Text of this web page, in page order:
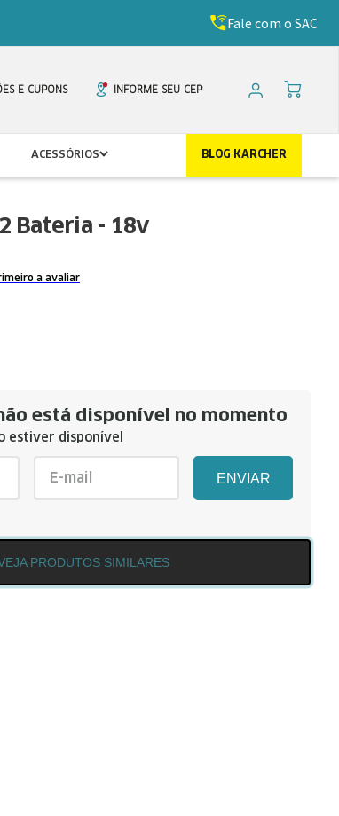
de desconto com o cupomFale com o SAC
E CUPONS INFORME SEU CEP
ACESSÓRIOS BLOG KARCHER
Bateria - 18v
a avaliar
está disponível no momento
estiver disponível
ENVIAR
PRODUTOS SIMILARES